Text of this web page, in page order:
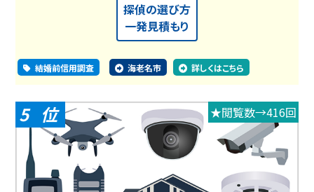
探偵の選び方
一発見積もり
結婚前信用調査 海老名市 詳しくはこちら
5 ★閲覧数→416回